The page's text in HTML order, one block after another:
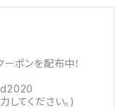
ポンを配布中！
してください。)